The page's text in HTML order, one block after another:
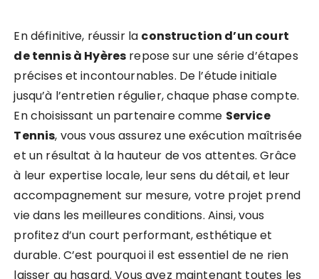
En définitive, réussir la construction d’un court
de tennis à Hyères repose sur une série d’étapes
précises et incontournables. De l’étude initiale
jusqu’à l’entretien régulier, chaque phase compte.
En choisissant un partenaire comme Service
Tennis, vous vous assurez une exécution maîtrisée
et un résultat à la hauteur de vos attentes. Grâce
à leur expertise locale, leur sens du détail, et leur
accompagnement sur mesure, votre projet prend
vie dans les meilleures conditions. Ainsi, vous
profitez d’un court performant, esthétique et
durable. C’est pourquoi il est essentiel de ne rien
laisser au hasard. Vous avez maintenant toutes les